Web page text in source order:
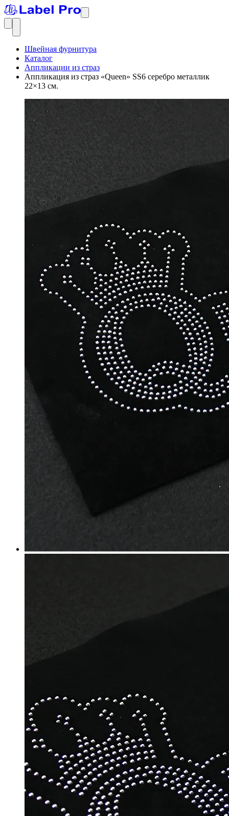
Швейная фурнитура
Каталог
Аппликации из страз
Аппликация из страз «Queen» SS6 серебро металлик
22×13 см.